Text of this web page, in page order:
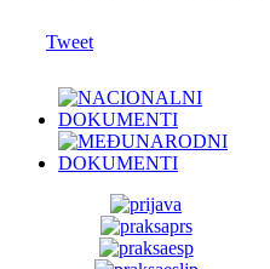
Tweet